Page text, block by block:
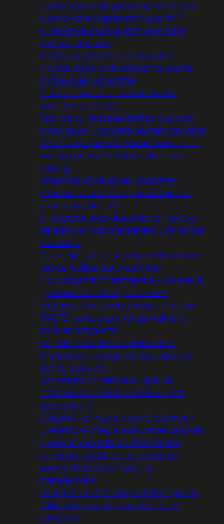
quel système de gouvernance choisir
quand votre organisation grandit ?
4 heuristiques pour améliorer votre
prise de décision
4 rôles structurels en Holacratie
4 types de pouvoir pertinents pour la
pratique de l’Holacratie
5 conseils pour le facilitateur des
réunions tactiques
7 points sur les redevabiltés que tout
praticien en Holacratie devrait connaître
Les Dynamiques en Spirale du point de
vue des principes Source de Peter
Koenig
Deadlines et délais en Holacratie :
pourquoi vous n’avez pas à tenir vos
promesses de date
L’Holacratie avec des enfants : ce que
j’ai appris en accompagnant l’Atelier des
Possibles
17 principes de coaching en Holacratie :
l’art de faciliter sans contrôler
À qui appartient l’entreprise ? Ce que la
gouvernance change vraiment
Entreprise à mission, raison d’être, loi
PACTE : ce que ça change vraiment
pour les dirigeants
De patron à leader en Holacratie :
itinéraire d’un dirigeant qui a appris à
lâcher le pouvoir
Constitution Holacratie : quelles
différences entre la version 4.1 et la
version 5.0 ?
L’ikigai et les niveaux de conscience :
une lecture intégrale pour aller plus loin
que le schéma des quatre cercles
La pédagogie Montessori comme
source d’inspiration pour le
management
Le Forum Ouvert : ce que l’intelligence
collective produit quand on lui fait
confiance